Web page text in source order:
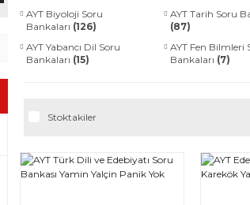
AYT Biyoloji Soru
Bankaları (126)
AYT Tarih Soru
(87)
AYT Yabancı Dil Soru
Bankaları (15)
AYT Fen Bilmleri
Bankaları (7)
Stoktakiler